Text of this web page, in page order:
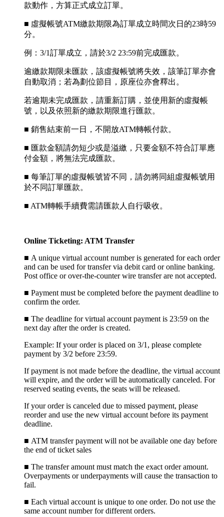
款動作，方算正式成立訂單。
■ 虛擬帳號ATM繳款期限為訂單成立時間次日的23時59
分。
例：3/1訂單成立，請於3/2 23:59前完成匯款。
逾繳款期限未匯款，該虛擬帳號將失效，該筆訂單亦會
自動取消；若為劃位節目，原座位亦會釋出。
若逾期未完成匯款，請重新訂購，並使用新的虛擬帳
號，以及依照新的繳款期限進行匯款。
■ 銷售結束前一日，不開放ATM轉帳付款。
■ 匯款金額請勿短少或是溢繳，只要金額不符合訂單應
付金額，將無法完成匯款。
■ 每筆訂單的虛擬帳號皆不同，請勿將同組虛擬帳號用
於不同訂單匯款。
■ ATM轉帳手續費需請匯款人自行吸收。
Online Ticketing: ATM Transfer
■ A unique virtual account number is generated for each order
and can be used for transfer via debit card or online banking.
Post office or over-the-counter wire transfer are not accepted.
■ Payment must be completed before the payment deadline to
confirm the order.
■ The deadline for virtual account payment is 23:59 on the
next day after the order is created.
Example: If your order is placed on 3/1, please complete
payment by 3/2 before 23:59.
If payment is not made before the deadline, the virtual account
will expire, and the order will be automatically canceled. For
reserved seating events, the seats will be released.
If your order is canceled due to missed payment, please
reorder and use the new virtual account before its payment
deadline.
■ ATM transfer payment will not be available one day before
the end of ticket sales
■ The transfer amount must match the exact order amount.
Overpayments or underpayments will cause the transaction to
fail.
■ Each virtual account is unique to one order. Do not use the
same account number for different orders.